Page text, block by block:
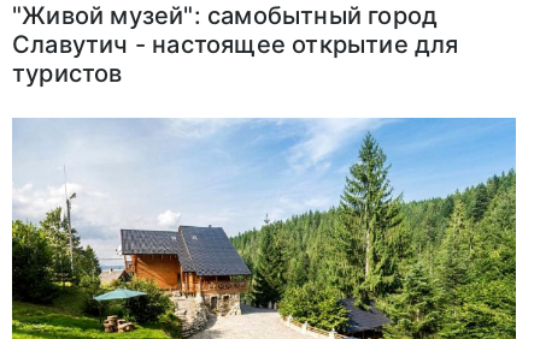
"Живой музей": самобытный город
Славутич - настоящее открытие для
туристов